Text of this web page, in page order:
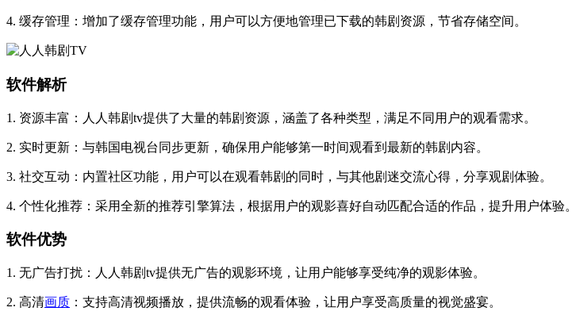
4. 缓存管理：增加了缓存管理功能，用户可以方便地管理已下载的韩剧资源，节省存储空间。
软件解析
1. 资源丰富：人人韩剧tv提供了大量的韩剧资源，涵盖了各种类型，满足不同用户的观看需求。
2. 实时更新：与韩国电视台同步更新，确保用户能够第一时间观看到最新的韩剧内容。
3. 社交互动：内置社区功能，用户可以在观看韩剧的同时，与其他剧迷交流心得，分享观剧体验。
4. 个性化推荐：采用全新的推荐引擎算法，根据用户的观影喜好自动匹配合适的作品，提升用户体验。
软件优势
1. 无广告打扰：人人韩剧tv提供无广告的观影环境，让用户能够享受纯净的观影体验。
2. 高清画质 ：支持高清视频播放，提供流畅的观看体验，让用户享受高质量的视觉盛宴。